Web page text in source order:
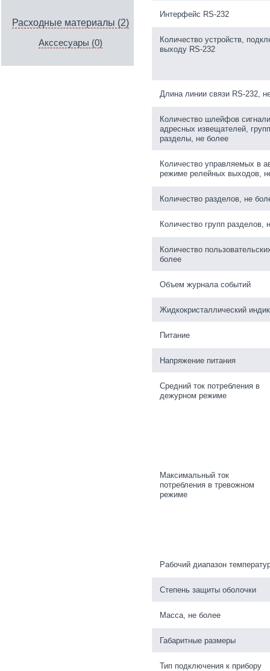
Расходные материалы (2)
Акссесуары (0)
Интерфейс RS-232
Количество устройств,
выходу RS-232
Длина линии связи RS-232,
Количество шлейфов
адресных извещателей,
разделы, не более
Количество управляемых в
режиме релейных выходов,
Количество разделов, не
Количество групп разделов,
Количество
более
Объем журнала событий
Жидкокристаллический
Питание
Напряжение питания
Средний ток потребления в
дежурном режиме
Максимальный ток
потребления в тревожном
режиме
Рабочий диапазон
Степень защиты оболочки
Масса, не более
Габаритные размеры
Тип подключения к прибору